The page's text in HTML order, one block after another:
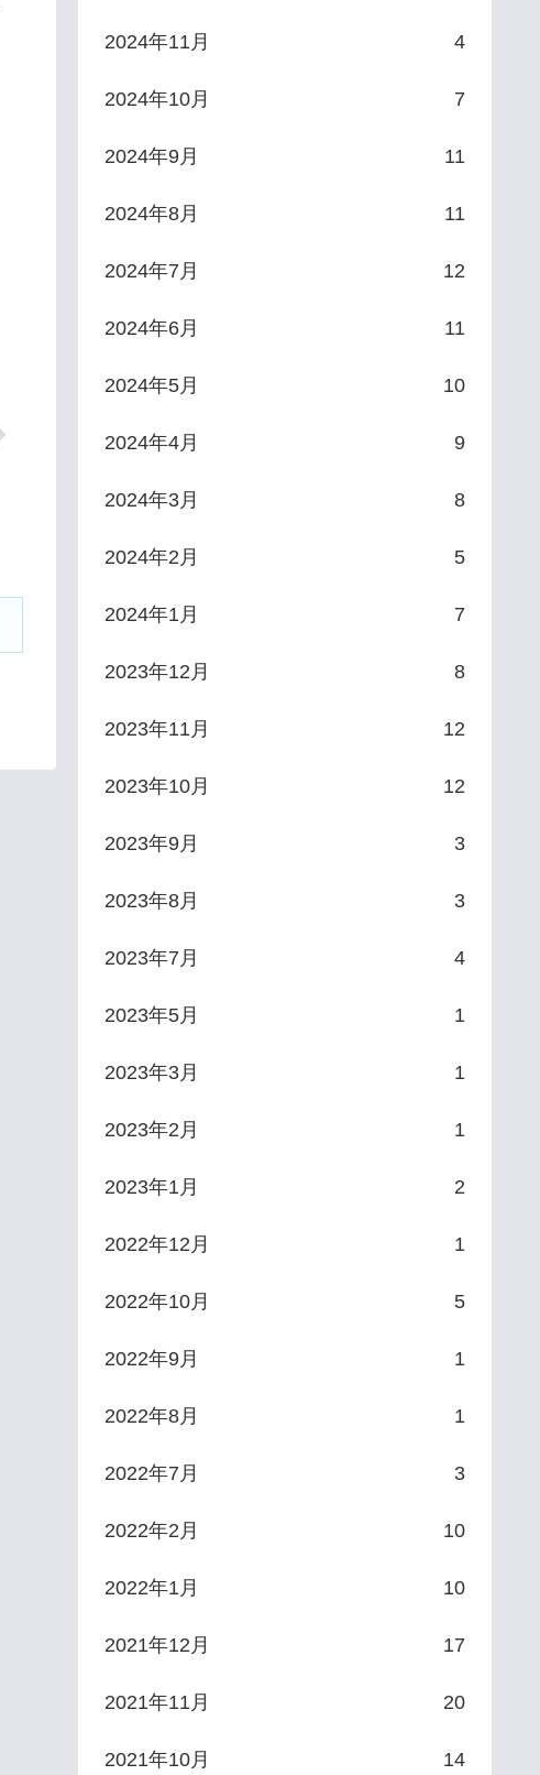
2024年11月 4
2024年10月 7
2024年9月 11
2024年8月 11
2024年7月 12
2024年6月 11
2024年5月 10
2024年4月 9
2024年3月 8
2024年2月 5
2024年1月 7
2023年12月 8
2023年11月 12
2023年10月 12
2023年9月 3
2023年8月 3
2023年7月 4
2023年5月 1
2023年3月 1
2023年2月 1
2023年1月 2
2022年12月 1
2022年10月 5
2022年9月 1
2022年8月 1
2022年7月 3
2022年2月 10
2022年1月 10
2021年12月 17
2021年11月 20
2021年10月 14